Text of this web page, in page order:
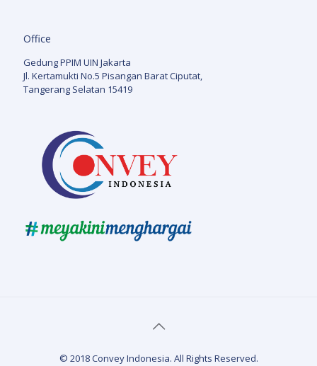
Office
Gedung PPIM UIN Jakarta
Jl. Kertamukti No.5 Pisangan Barat Ciputat,
Tangerang Selatan 15419
© 2018 Convey Indonesia. All Rights Reserved.